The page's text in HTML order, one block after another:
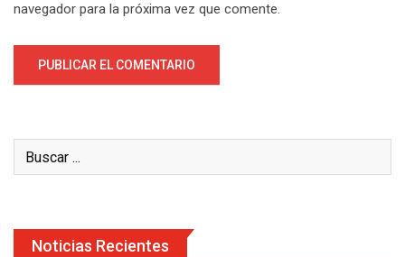
navegador para la próxima vez que comente.
Noticias Recientes